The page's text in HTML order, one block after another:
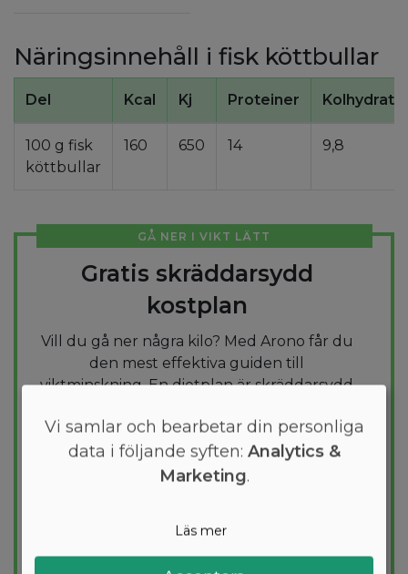
Näringsinnehåll i fisk köttbullar
Del Kcal Kj Proteiner
100 g fisk
köttbullar
160 650 14 9,8
GÅ NER I VIKT LÄTT
Gratis skräddarsydd
kostplan
Vill du gå ner några kilo? Med Arono får du
den mest effektiva guiden till
viktminskning. En dietplan är skräddarsydd
säkerställer att du håller dig inom ditt
kalorimål varje dag.
Vi samlar och bearbetar din personliga
data i följande syften: Analytics &
Marketing.
Läs mer